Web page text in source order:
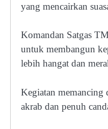
yang mencairkan
Komandan Satgas
untuk membangun
lebih hangat dan
Kegiatan memancing
akrab dan penuh